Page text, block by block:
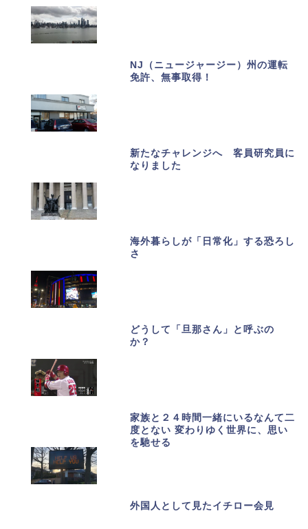
NJ（ニュージャージー）州の運転
免許、無事取得！
新たなチャレンジへ 客員研究員に
なりました
海外暮らしが「日常化」する恐ろし
さ
どうして「旦那さん」と呼ぶの
か？
家族と２４時間一緒にいるなんて二
度とない 変わりゆく世界に、思い
を馳せる
外国人として見たイチロー会見